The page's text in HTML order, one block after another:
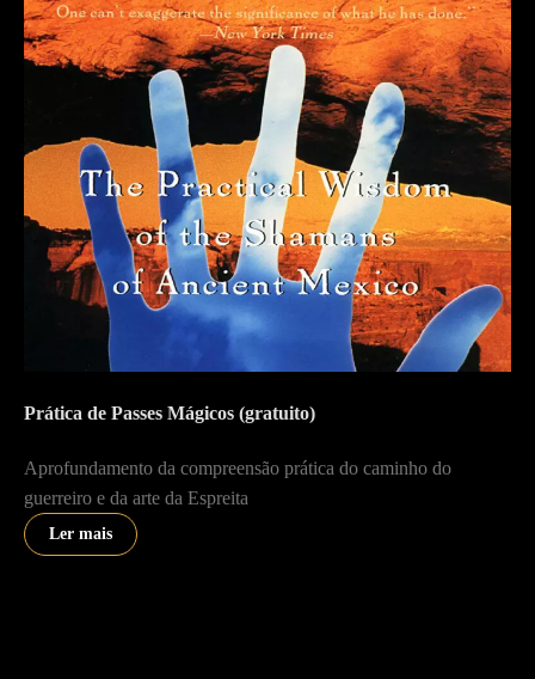
Prática de Passes Mágicos (gratuito)
Aprofundamento da compreensão prática do caminho do
guerreiro e da arte da Espreita
Ler mais